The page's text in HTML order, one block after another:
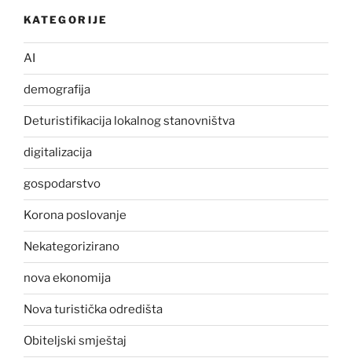
KATEGORIJE
AI
demografija
Deturistifikacija lokalnog stanovništva
digitalizacija
gospodarstvo
Korona poslovanje
Nekategorizirano
nova ekonomija
Nova turistička odredišta
Obiteljski smještaj